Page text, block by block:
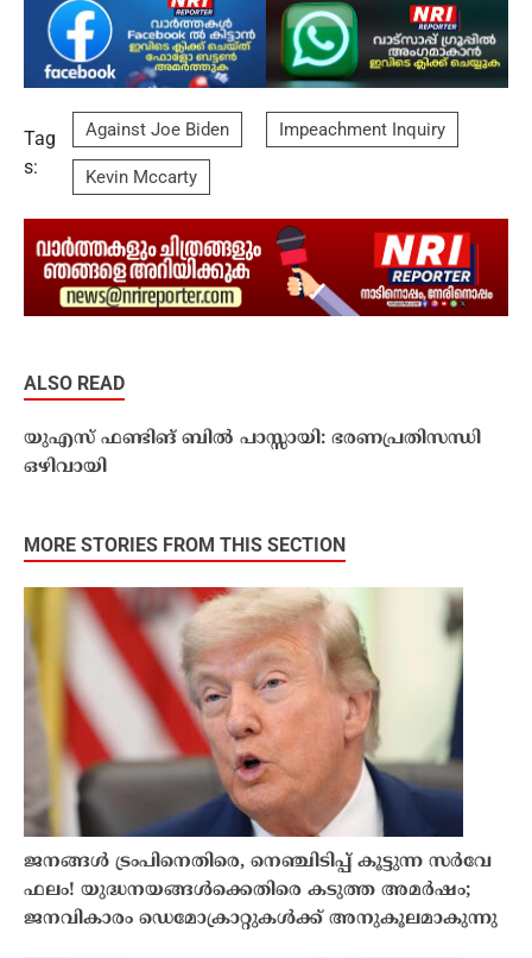
Tag
s:
Against Joe Biden Impeachment Inquiry
Kevin Mccarty
ALSO READ
യുഎസ് ഫണ്ടിങ് ബില്‍ പാസ്സായി: ഭരണപ്രതിസന്ധി
ഒഴിവായി
MORE STORIES FROM THIS SECTION
ജനങ്ങൾ ട്രംപിനെതിരെ, നെഞ്ചിടിപ്പ് കൂട്ടുന്ന സർവേ
ഫലം! യുദ്ധനയങ്ങൾക്കെതിരെ കടുത്ത അമർഷം;
ജനവികാരം ഡെമോക്രാറ്റുകൾക്ക് അനുകൂലമാകുന്നു